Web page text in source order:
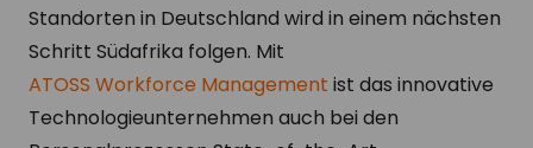
Standorten in Deutschland wird in einem nächsten
Schritt Südafrika folgen. Mit
ATOSS Workforce Management ist das innovative
Technologieunternehmen auch bei den